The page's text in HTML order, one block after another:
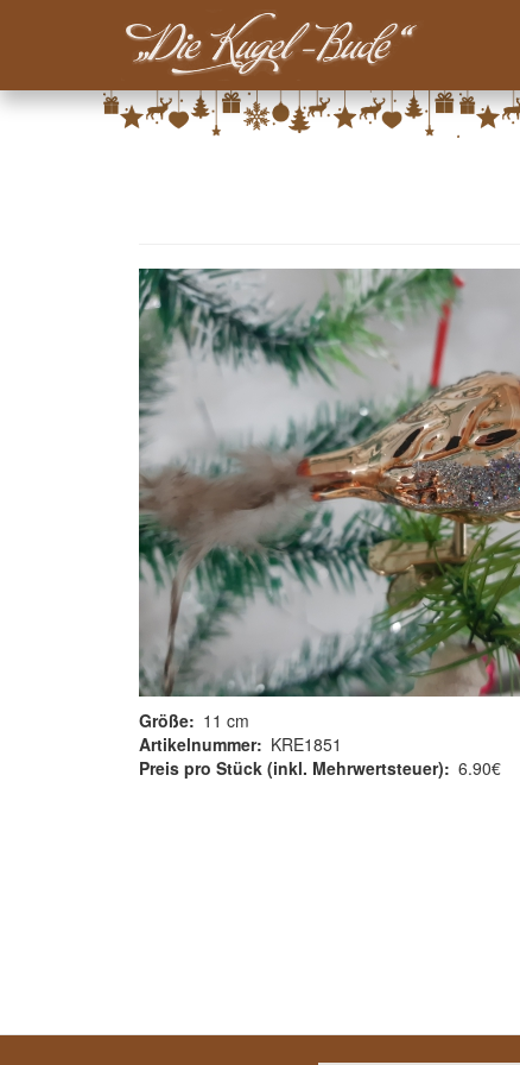
Direkt
Main-
Menu-
Kugelbude
Größe
11 cm
Artikelnummer
KRE1851
Preis pro Stück (inkl. Mehrwertsteuer)
6.90€